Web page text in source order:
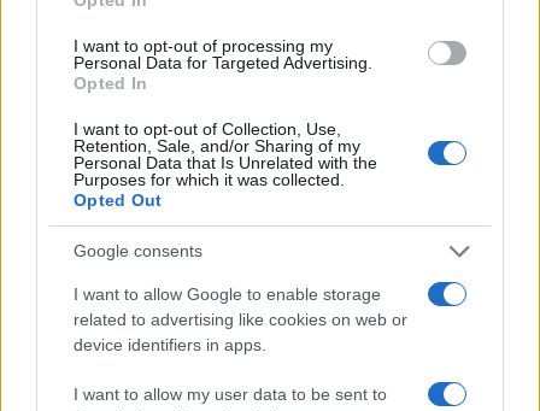
I want to opt-out of processing my
Personal Data for Targeted Advertising.
Opted In
I want to opt-out of Collection, Use,
Retention, Sale, and/or Sharing of my
Personal Data that Is Unrelated with the
Purposes for which it was collected.
Opted Out
Google consents
I want to allow Google to enable storage
related to advertising like cookies on web or
device identifiers in apps.
I want to allow my user data to be sent to
decreto legge anti-Covid
5 anni fa
aziende regioni ultime-notizie